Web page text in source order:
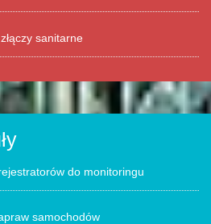
sanitarne
do monitoringu
samochodów